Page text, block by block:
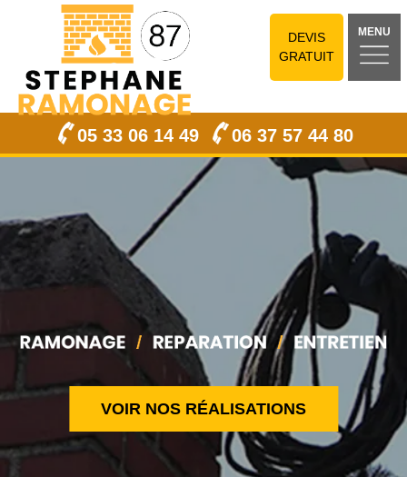
DEVIS
GRATUIT
MENU
05 33 06 14 49 06 37 57 44 80
VOIR NOS RÉALISATIONS